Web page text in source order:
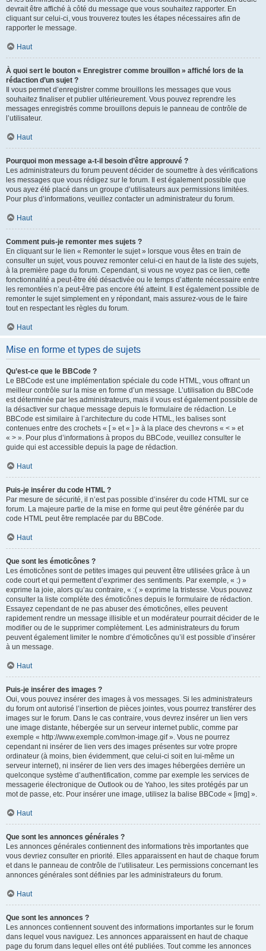
devrait être affiché à côté du message que vous souhaitez rapporter. En
cliquant sur celui-ci, vous trouverez toutes les étapes nécessaires afin de
rapporter le message.
Haut
À quoi sert le bouton « Enregistrer comme brouillon » affiché lors de la
rédaction d’un sujet ?
Il vous permet d’enregistrer comme brouillons les messages que vous
souhaitez finaliser et publier ultérieurement. Vous pouvez reprendre les
messages enregistrés comme brouillons depuis le panneau de contrôle de
l’utilisateur.
Haut
Pourquoi mon message a-t-il besoin d’être approuvé ?
Les administrateurs du forum peuvent décider de soumettre à des vérifications
les messages que vous rédigez sur le forum. Il est également possible que
vous ayez été placé dans un groupe d’utilisateurs aux permissions limitées.
Pour plus d’informations, veuillez contacter un administrateur du forum.
Haut
Comment puis-je remonter mes sujets ?
En cliquant sur le lien « Remonter le sujet » lorsque vous êtes en train de
consulter un sujet, vous pouvez remonter celui-ci en haut de la liste des sujets,
à la première page du forum. Cependant, si vous ne voyez pas ce lien, cette
fonctionnalité a peut-être été désactivée ou le temps d’attente nécessaire entre
les remontées n’a peut-être pas encore été atteint. Il est également possible de
remonter le sujet simplement en y répondant, mais assurez-vous de le faire
tout en respectant les règles du forum.
Haut
Mise en forme et types de sujets
Qu’est-ce que le BBCode ?
Le BBCode est une implémentation spéciale du code HTML, vous offrant un
meilleur contrôle sur la mise en forme d’un message. L’utilisation du BBCode
est déterminée par les administrateurs, mais il vous est également possible de
la désactiver sur chaque message depuis le formulaire de rédaction. Le
BBCode est similaire à l’architecture du code HTML, les balises sont
contenues entre des crochets « [ » et « ] » à la place des chevrons « < » et
« > ». Pour plus d’informations à propos du BBCode, veuillez consulter le
guide qui est accessible depuis la page de rédaction.
Haut
Puis-je insérer du code HTML ?
Par mesure de sécurité, il n’est pas possible d’insérer du code HTML sur ce
forum. La majeure partie de la mise en forme qui peut être générée par du
code HTML peut être remplacée par du BBCode.
Haut
Que sont les émoticônes ?
Les émoticônes sont de petites images qui peuvent être utilisées grâce à un
code court et qui permettent d’exprimer des sentiments. Par exemple, « :) »
exprime la joie, alors qu’au contraire, « :( » exprime la tristesse. Vous pouvez
consulter la liste complète des émoticônes depuis le formulaire de rédaction.
Essayez cependant de ne pas abuser des émoticônes, elles peuvent
rapidement rendre un message illisible et un modérateur pourrait décider de le
modifier ou de le supprimer complètement. Les administrateurs du forum
peuvent également limiter le nombre d’émoticônes qu’il est possible d’insérer
à un message.
Haut
Puis-je insérer des images ?
Oui, vous pouvez insérer des images à vos messages. Si les administrateurs
du forum ont autorisé l’insertion de pièces jointes, vous pourrez transférer des
images sur le forum. Dans le cas contraire, vous devrez insérer un lien vers
une image distante, hébergée sur un serveur internet public, comme par
exemple « http://www.exemple.com/mon-image.gif ». Vous ne pourrez
cependant ni insérer de lien vers des images présentes sur votre propre
ordinateur (à moins, bien évidemment, que celui-ci soit en lui-même un
serveur internet), ni insérer de lien vers des images hébergées derrière un
quelconque système d’authentification, comme par exemple les services de
messagerie électronique de Outlook ou de Yahoo, les sites protégés par un
mot de passe, etc. Pour insérer une image, utilisez la balise BBCode « [img] ».
Haut
Que sont les annonces générales ?
Les annonces générales contiennent des informations très importantes que
vous devriez consulter en priorité. Elles apparaissent en haut de chaque forum
et dans le panneau de contrôle de l’utilisateur. Les permissions concernant les
annonces générales sont définies par les administrateurs du forum.
Haut
Que sont les annonces ?
Les annonces contiennent souvent des informations importantes sur le forum
dans lequel vous naviguez. Les annonces apparaissent en haut de chaque
page du forum dans lequel elles ont été publiées. Tout comme les annonces